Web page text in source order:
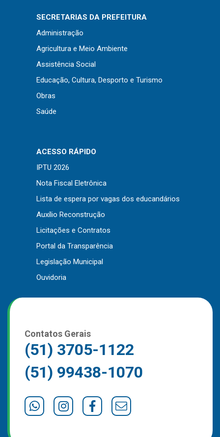
Instruções Normativas
Licitações
Dispensas e Inexigibilidades
Chamamentos Públicos
Leis, Decretos e Portarias
Portal da Transparência
Radar da Transparência
Cespro
Outros
Downloads
Notícias
Contato
Página Inicial
SECRETARIAS DA PREFEITURA
Administração
Agricultura e Meio Ambiente
Assistência Social
Educação, Cultura, Desporto e Turismo
Obras
Saúde
ACESSO RÁPIDO
IPTU 2026
Nota Fiscal Eletrônica
Lista de espera por vagas dos educandários
Auxílio Reconstrução
Licitações e Contratos
Portal da Transparência
Legislação Municipal
Ouvidoria
Contatos Gerais
(51) 3705-1122
(51) 99438-1070